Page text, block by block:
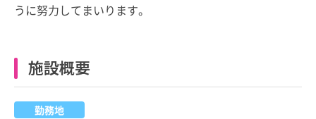
うに努力してまいります。
施設概要
勤務地